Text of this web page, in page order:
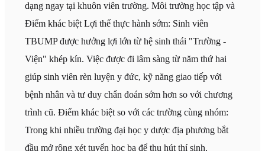
dạng ngay tại khuôn viên trường. Môi trường học tập và
Điểm khác biệt Lợi thế thực hành sớm: Sinh viên
TBUMP được hưởng lợi lớn từ hệ sinh thái "Trường -
Viện" khép kín. Việc được đi lâm sàng từ năm thứ hai
giúp sinh viên rèn luyện y đức, kỹ năng giao tiếp với
bệnh nhân và tư duy chẩn đoán sớm hơn so với chương
trình cũ. Điểm khác biệt so với các trường cùng nhóm:
Trong khi nhiều trường đại học y dược địa phương bắt
đầu mở rộng xét tuyển học bạ để thu hút thí sinh,